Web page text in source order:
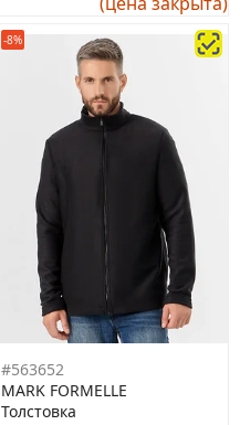
-8%
#563652
MARK FORMELLE
Толстовка